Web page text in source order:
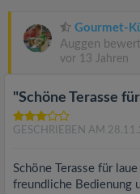
Gourmet-
Auggen
vor 13 Jahren
"Schöne Terasse
GESCHRIEBEN AM
Schöne Terasse für
freundliche Bedienung